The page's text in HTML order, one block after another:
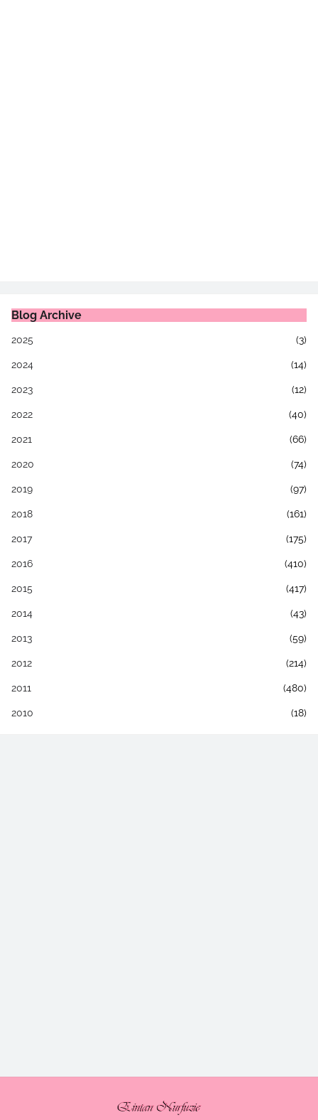
Blog Archive
2025 (3)
2024 (14)
2023 (12)
2022 (40)
2021 (66)
2020 (74)
2019 (97)
2018 (161)
2017 (175)
2016 (410)
2015 (417)
2014 (43)
2013 (59)
2012 (214)
2011 (480)
2010 (18)